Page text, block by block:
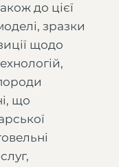
до цієї
зразки
щодо
що